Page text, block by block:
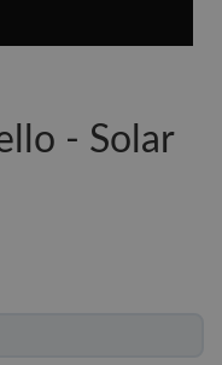
- Solar